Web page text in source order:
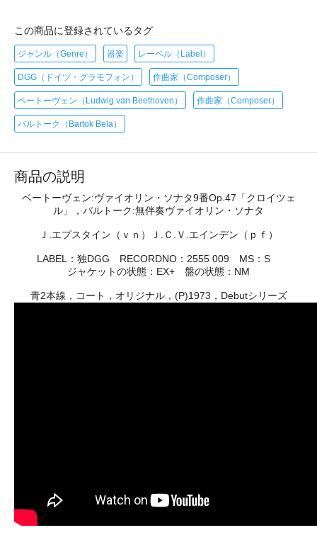
この商品に登録されているタグ
ジャンル（Genre） 器楽 レーベル（Label）
DGG（ドイツ・グラモフォン） 作曲家（Composer）
ベートーヴェン（Ludwig van Beethoven） 作曲家（Composer）
バルトーク（Bartok Bela）
商品の説明
ベートーヴェン:ヴァイオリン・ソナタ9番Op.47「クロイツェ
ル」，バルトーク:無伴奏ヴァイオリン・ソナタ
Ｊ.エプスタイン（ｖｎ）Ｊ.Ｃ.Ｖ.エインデン（ｐｆ）
LABEL：独DGG RECORDNO：2555 009 MS：S
ジャケットの状態：EX+ 盤の状態：NM
青2本線，コート，オリジナル，(P)1973，Debutシリーズ